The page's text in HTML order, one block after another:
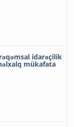
idarəçilik
mükafata